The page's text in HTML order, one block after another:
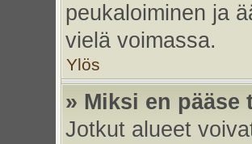
peukaloiminen ja
vielä voimassa.
Ylös
» Miksi en
Jotkut alueet